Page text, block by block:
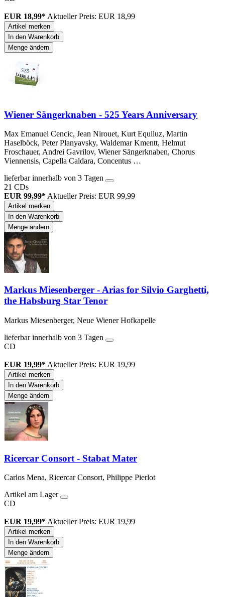
EUR 18,99* Aktueller Preis: EUR 18,99
Artikel merken
In den Warenkorb
Menge ändern
Wiener Sängerknaben - 525 Years Anniversary
Max Emanuel Cencic, Jean Nirouet, Kurt Equiluz, Martin
Haselböck, Peter Planyavsky, Waldemar Kmentt, Helmut
Froschauer, Andrei Gavrilov, Wiener Sängerknaben, Chorus
Viennensis, Capella Caldara, Concentus …
lieferbar innerhalb von 3 Tagen
21 CDs
EUR 99,99* Aktueller Preis: EUR 99,99
Artikel merken
In den Warenkorb
Menge ändern
Markus Miesenberger - Arias for Silvio Garghetti,
the Habsburg Star Tenor
Markus Miesenberger, Neue Wiener Hofkapelle
lieferbar innerhalb von 3 Tagen
CD
EUR 19,99* Aktueller Preis: EUR 19,99
Artikel merken
In den Warenkorb
Menge ändern
Ricercar Consort - Stabat Mater
Carlos Mena, Ricercar Consort, Philippe Pierlot
Artikel am Lager
CD
EUR 19,99* Aktueller Preis: EUR 19,99
Artikel merken
In den Warenkorb
Menge ändern